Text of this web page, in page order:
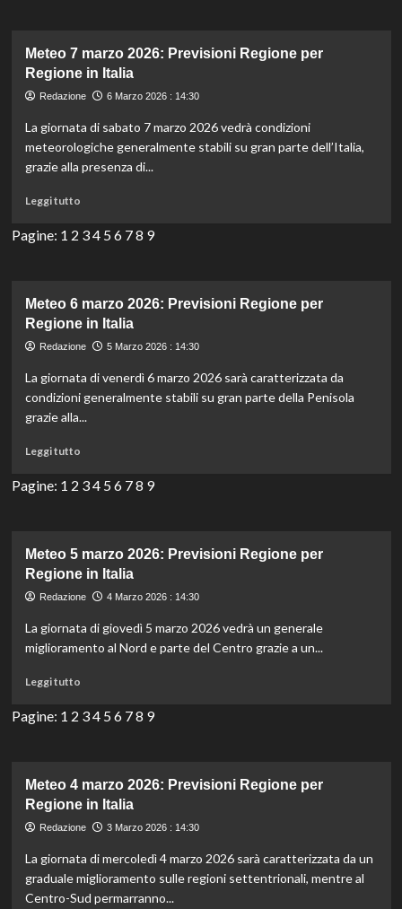
marzo
2026:
Regione
Regione
in
Italia
Meteo 7 marzo 2026: Previsioni Regione per
Regione in Italia
Redazione 6 Marzo 2026 : 14:30
La giornata di sabato 7 marzo 2026 vedrà condizioni
meteorologiche generalmente stabili su gran parte dell’Italia,
grazie alla presenza di...
Leggi tuttoLeggi
più
marzo
2026:
Regione
Regione
in
Italia
Pagine: 1 2 34 5 6 78 9
Meteo 6 marzo 2026: Previsioni Regione per
Regione in Italia
Redazione 5 Marzo 2026 : 14:30
La giornata di venerdì 6 marzo 2026 sarà caratterizzata da
condizioni generalmente stabili su gran parte della Penisola
grazie alla...
Leggi tuttoLeggi
più
marzo
2026:
Regione
Regione
in
Pagine: 1 2 34 5 6 78 9
Meteo 5 marzo 2026: Previsioni Regione per
Regione in Italia
Redazione 4 Marzo 2026 : 14:30
La giornata di giovedì 5 marzo 2026 vedrà un generale
miglioramento al Nord e parte del Centro grazie a un...
Leggi tuttoLeggi
più
marzo
2026:
Regione
Regione
in
Italia
Pagine: 1 2 34 5 6 78 9
Meteo 4 marzo 2026: Previsioni Regione per
Regione in Italia
Redazione 3 Marzo 2026 : 14:30
La giornata di mercoledì 4 marzo 2026 sarà caratterizzata da un
graduale miglioramento sulle regioni settentrionali, mentre al
Centro-Sud permarranno...